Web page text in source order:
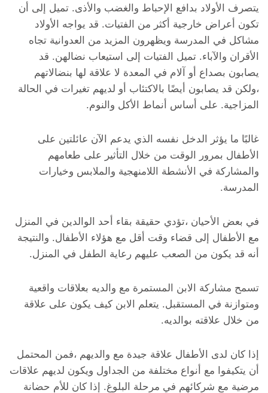
يتصرف الأولاد بدافع الإحباط والغضب والأذى. تميل إلى أن
تكون أعراض خارجية أكثر من الفتيات. قد يواجه الأولاد
مشاكل في المدرسة ويظهرون المزيد من العدوانية تجاه
الأقران والآباء. تميل الفتيات إلى استيعاب نضالهن. قد
يصابون بصداع أو آلام في المعدة لا علاقة لها بنضالاتهم
،ولكن قد يصابون أيضًا بالاكتئاب أو لديهم تغيرات في الحالة
المزاجية. على أساس أنماط الأكل والنوم.
غالبًا ما يؤثر الدخل نفسه الذي يدعم الآن عائلتين على
الأطفال بمرور الوقت من خلال التأثير على طعامهم
والمشاركة في الأنشطة اللامنهجية والملابس وخيارات
المدرسة.
في بعض الأحيان ،تؤدي حقيقة بقاء أحد الوالدين في المنزل
مع الأطفال إلى قضاء وقت أقل مع هؤلاء الأطفال. والنتيجة
أنه قد يكون من الصعب عليهم رعاية الطفل في المنزل.
تسمح مشاركة الابن المستمرة مع والديه بعلاقات واقعية
ومتوازنة في المستقبل. يتعلم الابن كيف يكون على علاقة
من خلال علاقته بوالديه.
إذا كان لدى الأطفال علاقة جيدة مع والديهم ،فمن المحتمل
أن يتكيفوا مع أنواع مختلفة من الجداول ويكون لديهم علاقات
مرضية مع شركائهم في مرحلة البلوغ. إذا كان للأم حضانة